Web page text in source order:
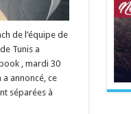
de l’équipe de
Tunis a
, mardi 30
a annoncé, ce
séparées à